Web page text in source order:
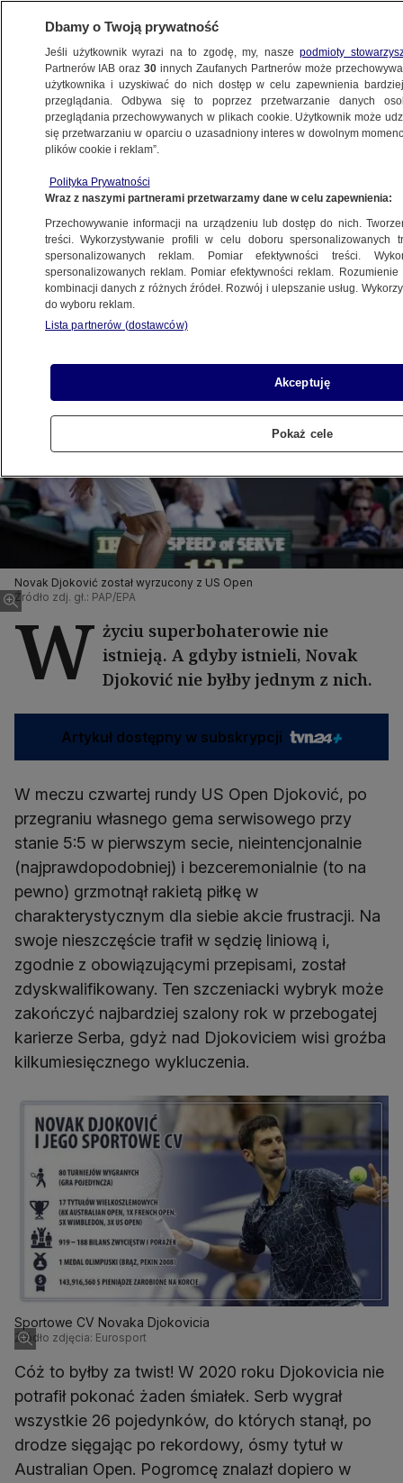
ŚWIAT
Paradoks Djokovicia. Król na korcie,
błazen poza nim
Konrad Mazur
8.09.2020, 18:30
Posłuchaj artykułu
Novak Djoković został wyrzucony z US Open
Źródło zdj. gł.: PAP/EPA
W życiu superbohaterowie nie
istnieją. A gdyby istnieli, Novak
Djoković nie byłby jednym z nich.
Artykuł dostępny w subskrypcji
W meczu czwartej rundy US Open Djoković, po
przegraniu własnego gema serwisowego przy
stanie 5:5 w pierwszym secie, nieintencjonalnie
(najprawdopodobniej) i bezceremonialnie (to na
pewno) grzmotnął rakietą piłkę w
charakterystycznym dla siebie akcie frustracji. Na
swoje nieszczęście trafił w sędzię liniową i,
zgodnie z obowiązującymi przepisami, został
zdyskwalifikowany. Ten szczeniacki wybryk może
zakończyć najbardziej szalony rok w przebogatej
karierze Serba, gdyż nad Djokoviciem wisi groźba
kilkumiesięcznego wykluczenia.
Sportowe CV Novaka Djokovicia
Źródło zdjęcia: Eurosport
Cóż to byłby za twist! W 2020 roku Djokovicia nie
potrafił pokonać żaden śmiałek. Serb wygrał
wszystkie 26 pojedynków, do których stanął, po
drodze sięgając po rekordowy, ósmy tytuł w
Australian Open. Pogromcę znalazł dopiero w
Dbamy o Twoją prywatność
Jeśli użytkownik wyrazi na to zgodę, my, naszepodmioty
Partnerów IAB oraz30 innych Zaufanych Partnerów może
użytkownika i uzyskiwać do nich dostęp w celu zapewnienia
przeglądania. Odbywa się to poprzez przetwarzanie danych
przeglądania przechowywanych w plikach cookie. Użytkownik może
się przetwarzaniu w oparciu o uzasadniony interes w dowolnym
plików cookie i reklam”.
Polityka Prywatności
Wraz z naszymi partnerami przetwarzamy dane w celu zapewnienia:
Przechowywanie informacji na urządzeniu lub dostęp do nich.
treści. Wykorzystywanie profili w celu doboru spersonalizowanych
spersonalizowanych reklam. Pomiar efektywności treści.
spersonalizowanych reklam. Pomiar efektywności reklam.
kombinacji danych z różnych źródeł. Rozwój i ulepszanie usług.
do wyboru reklam.
Lista partnerów (dostawców)
Akceptuję
Pokaż cele